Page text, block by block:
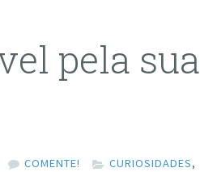
pela sua
COMENTE! CURIOSIDADES,